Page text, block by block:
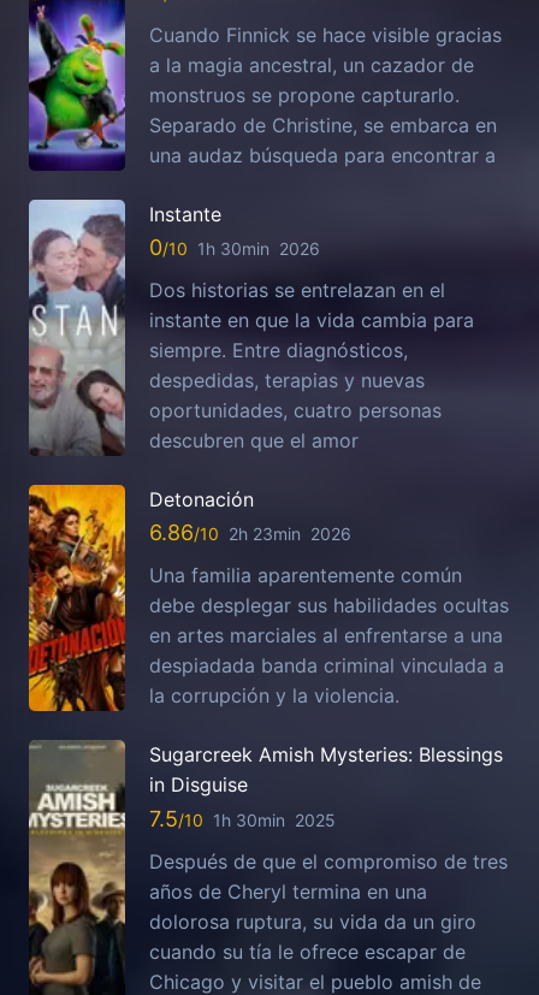
Cuando Finnick se hace visible gracias
a la magia ancestral, un cazador de
monstruos se propone capturarlo.
Separado de Christine, se embarca en
una audaz búsqueda para encontrar a
Instante
0 1h 30min 2026
Dos historias se entrelazan en el
instante en que la vida cambia para
siempre. Entre diagnósticos,
despedidas, terapias y nuevas
oportunidades, cuatro personas
descubren que el amor
Detonación
6.86 2h 23min 2026
Una familia aparentemente común
debe desplegar sus habilidades ocultas
en artes marciales al enfrentarse a una
despiadada banda criminal vinculada a
la corrupción y la violencia.
Sugarcreek Amish Mysteries: Blessings
in Disguise
7.5 1h 30min 2025
Después de que el compromiso de tres
años de Cheryl termina en una
dolorosa ruptura, su vida da un giro
cuando su tía le ofrece escapar de
Chicago y visitar el pueblo amish de